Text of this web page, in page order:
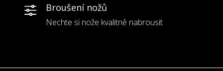
f Broušení nožů
Nechte si nože kvalitně nabrousit